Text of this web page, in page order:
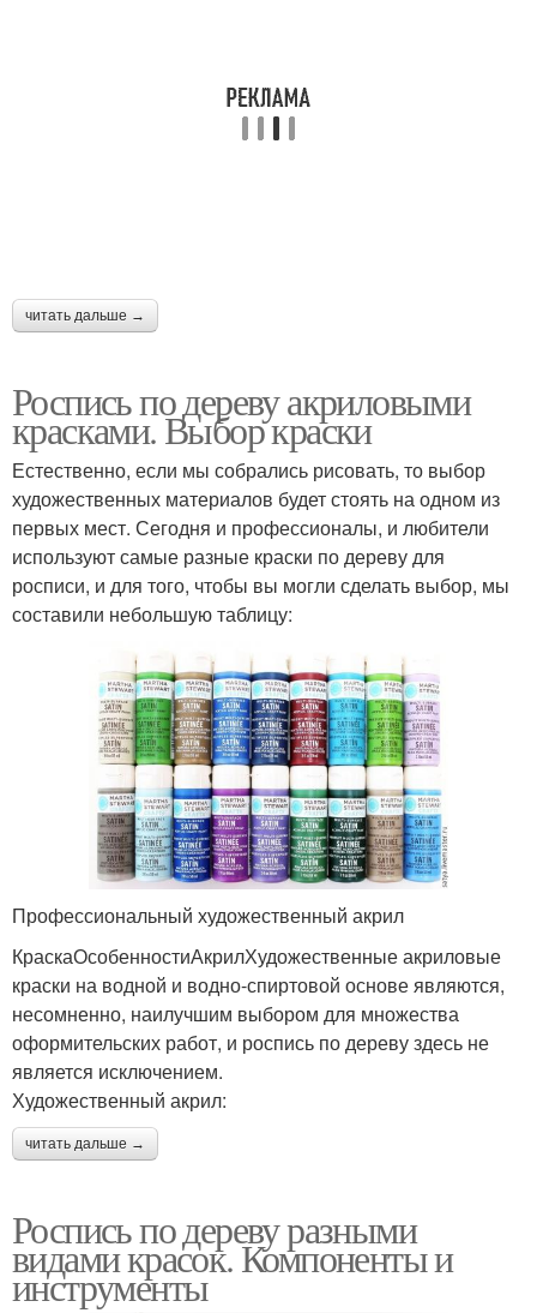
читать дальше →
Роспись по дереву акриловыми
красками. Выбор краски
Естественно, если мы собрались рисовать, то выбор
художественных материалов будет стоять на одном из
первых мест. Сегодня и профессионалы, и любители
используют самые разные краски по дереву для
росписи, и для того, чтобы вы могли сделать выбор, мы
составили небольшую таблицу:
Профессиональный художественный акрил
КраскаОсобенностиАкрилХудожественные акриловые
краски на водной и водно-спиртовой основе являются,
несомненно, наилучшим выбором для множества
оформительских работ, и роспись по дереву здесь не
является исключением.
Художественный акрил:
читать дальше →
Роспись по дереву разными
видами красок. Компоненты и
инструменты